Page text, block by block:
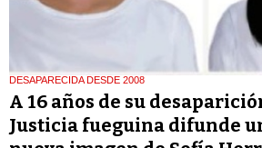
DESAPARECIDA DESDE 2008
A 16 años de su
Justicia fueguina difunde